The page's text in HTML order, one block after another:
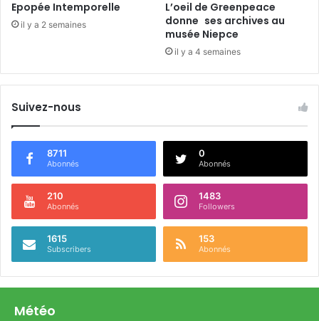
i
q
Epopée Intemporelle
il y a 2 semaines
L’oeil de Greenpeace
donne ses archives au
musée Niepce
il y a 4 semaines
Suivez-nous
8711
Abonnés
0
Abonnés
210
Abonnés
1483
Followers
1615
Subscribers
153
Abonnés
Météo